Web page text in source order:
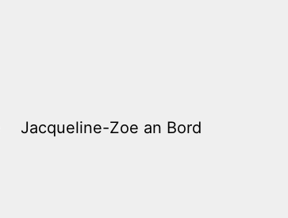
Jacqueline-Zoe an Bord